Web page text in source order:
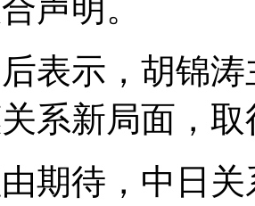
声明。
表示，胡锦
系新局面，
期待，中日